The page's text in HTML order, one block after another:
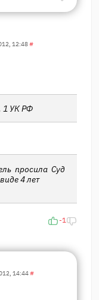
12:48#
1 УК РФ
просила Суд
4 лет
-1
14:44#